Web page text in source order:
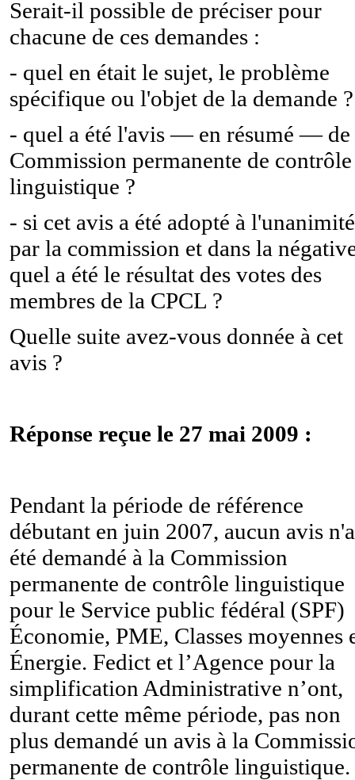
Serait-il possible de préciser pour
chacune de ces demandes :
- quel en était le sujet, le problème
spécifique ou l'objet de la demande ?
- quel a été l'avis — en résumé — de
Commission permanente de contrôle
linguistique ?
- si cet avis a été adopté à l'unanimité
par la commission et dans la
quel a été le résultat des votes des
membres de la CPCL ?
Quelle suite avez-vous donnée à cet
avis ?
Réponse reçue le 27 mai 2009 :
Pendant la période de référence
débutant en juin 2007, aucun avis n'a
été demandé à la Commission
permanente de contrôle linguistique
pour le Service public fédéral (SPF)
Économie, PME, Classes moyennes
Énergie. Fedict et l’Agence pour la
simplification Administrative n’ont,
durant cette même période, pas non
plus demandé un avis à la
permanente de contrôle linguistique.